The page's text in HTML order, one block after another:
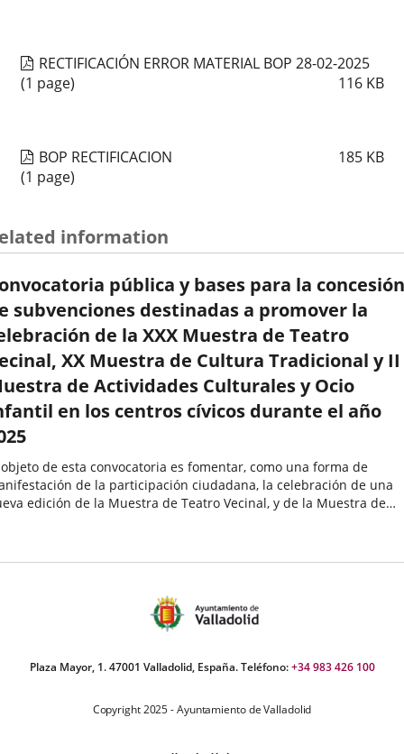
RECTIFICACIÓN ERROR MATERIAL BOP 28-02-2025
116 KB
(1 page)
BOP RECTIFICACION 185 KB
(1 page)
information
pública y bases para la concesión
subvenciones destinadas a promover la
de la XXX Muestra de Teatro
XX Muestra de Cultura Tradicional y II
de Actividades Culturales y Ocio
en los centros cívicos durante el año
de esta convocatoria es fomentar, como una forma de
de la participación ciudadana, la celebración de una
edición de la Muestra de Teatro Vecinal, y de la Muestra de
Plaza Mayor, 1. 47001 Valladolid, España. Teléfono:+34 983 426 100
Copyright 2025 - Ayuntamiento de Valladolid